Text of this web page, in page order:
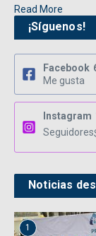
Read More
¡Síguenos!
Facebook
Me gusta
Instagram
Seguidores
Noticias
1